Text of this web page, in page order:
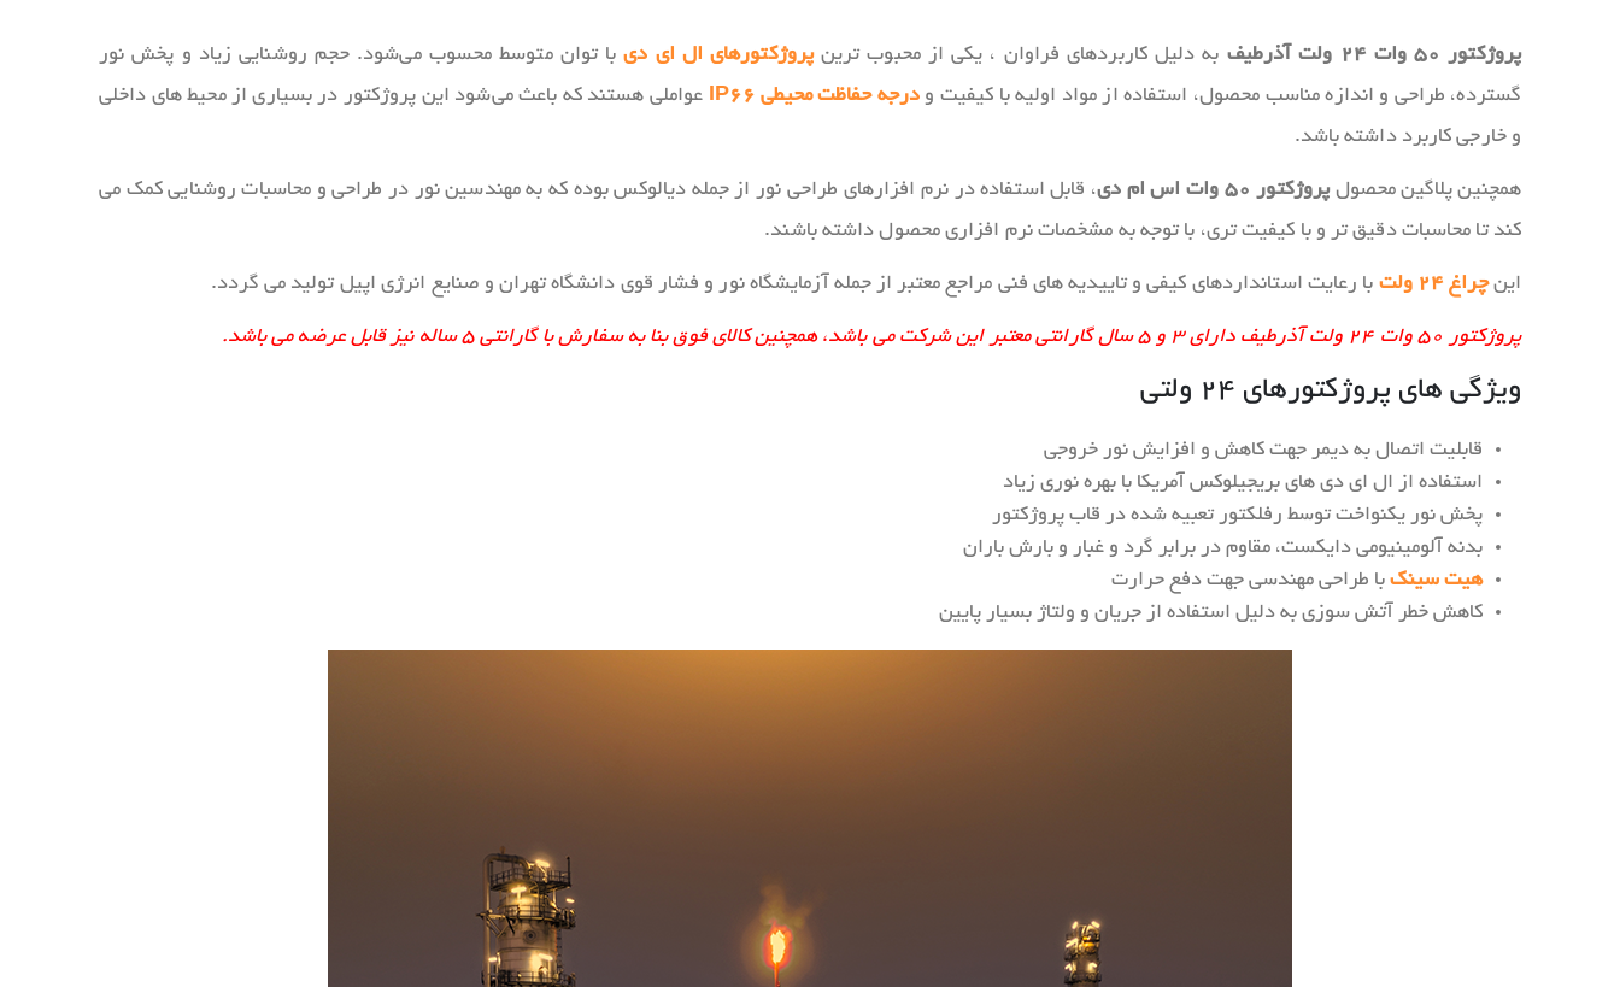
پروژکتور ۵۰ وات ۲۴ ولت آذرطیف به دلیل کاربردهای فراوان ، یکی از محبوب ترینپروژکتورهای ال ای دیبا توان متوسط محسوب می‌شود. حجم روشنایی زیاد و پخش نور
گسترده، طراحی و اندازه مناسب محصول، استفاده از مواد اولیه با کیفیت و درجه حفاظت محیطی IP66
عواملی هستند که باعث می‌شود این پروژکتور در بسیاری از محیط‌ های داخلی
و خارجی کاربرد داشته‌ باشد.
همچنین پلاگین محصولپروژکتور ۵۰ وات اس ام دی
، قابل استفاده در نرم افزارهای طراحی نور از جمله دیالوکس بوده که به مهندسین نور در طراحی و محاسبات روشنایی کمک می
کند تا محاسبات دقیق تر و با کیفیت تری، با توجه به مشخصات نرم افزاری محصول داشته باشند.
اینچراغ ۲۴ ولت با رعایت استانداردهای کیفی و تاییدیه های فنی مراجع معتبر از جمله آزمایشگاه نور و فشار قوی دانشگاه تهران و صنایع انرژی اپیل تولید می گردد.
پروژکتور ۵۰ وات ۲۴ ولت آذرطیف دارای ۳ و ۵ سال گارانتی معتبر این شرکت می باشد، همچنین کالای فوق بنا به سفارش با گارانتی ۵ ساله نیز قابل عرضه می باشد.
ویژگی های پروژکتورهای ۲۴ ولتی
قابلیت اتصال به دیمر جهت کاهش و افزایش نور خروجی
استفاده از ال ای دی های بریجیلوکس آمریکا با بهره نوری زیاد
پخش نور یکنواخت توسط رفلکتور تعبیه شده در قاب پروژکتور
بدنه آلومینیومی دایکست، مقاوم در برابر گرد و غبار و بارش باران
هیت سینک با طراحی مهندسی جهت دفع حرارت
کاهش خطر آتش سوزی به دلیل استفاده از جریان و ولتاژ بسیار پایین